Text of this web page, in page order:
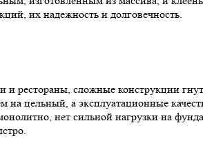
их надежность и долговечность.
и рестораны, сложные конструкции
цельный, а эксплуатационные
нет сильной нагрузки на